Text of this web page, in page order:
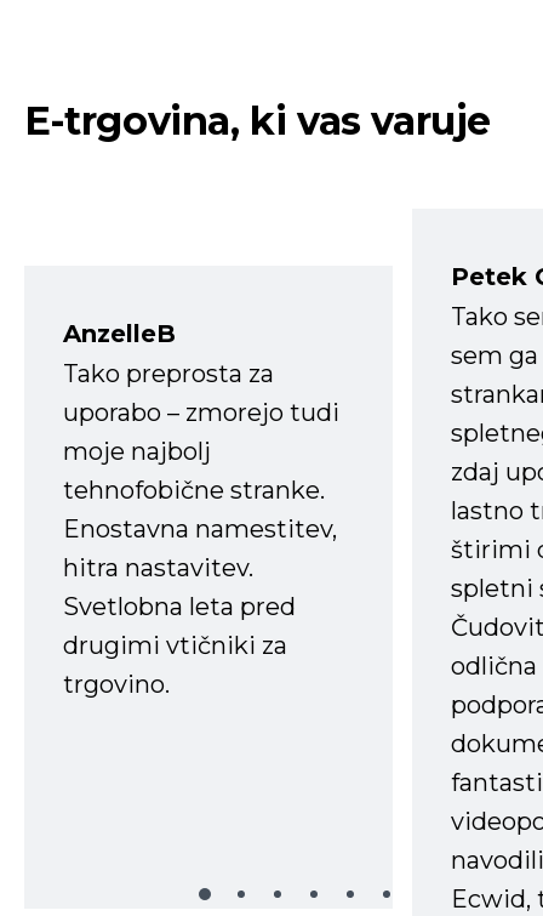
E-trgovina, ki vas varuje
AnzelleB
Tako preprosta za
uporabo – zmorejo tudi
moje najbolj
tehnofobične stranke.
Enostavna namestitev,
hitra nastavitev.
Svetlobna leta pred
drugimi vtičniki za
trgovino.
Petek
Tako
sem
zdaj
lastno
štirimi
spletni
Ecwid,